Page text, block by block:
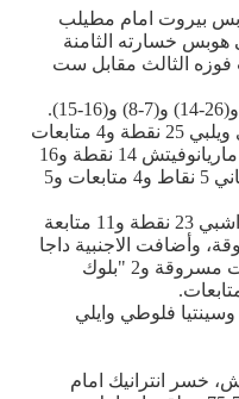
بيروت امام مطيلب
54-58، ليتلقى هوبس خسارته الثامنة
الثالث مقابل ست
وسجلت لهوبس، الاميركية ليندساي ويلبي 25 نقطة و4 متابعات
و3 كرات مسروقة، والاجنبية ميلينا ماريانوفيتش 14 نقطة و16
متابعة و2 "بلوك شوت"، ونتالي عيتاني 5 نقاط و4 متابعات و5
اما للفائز، فسجلت الاجنبية جميمة اشبي 23 نقطة و11 متابعة
كرات مسروقة، وأضافت الاجنبية داجا
وودارد 18 نقطة و20 متابعة و4 كرات مسروقة و2 "بلوك
فلوطي وايلي
خسر انترانيك امام